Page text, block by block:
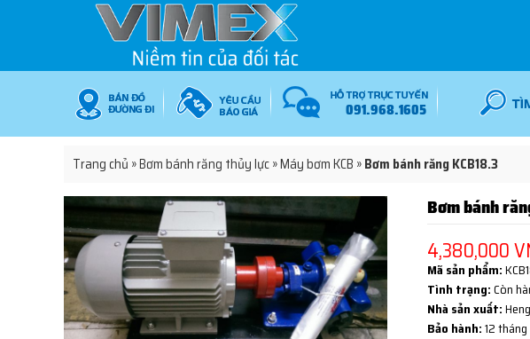
091.968.1605
Trang chủ »Bơm bánh răng thủy lực»Máy bơm KCB »Bơm bánh răng KCB18.3
Bơm bánh
4,380,000
Mã sản phẩm:
Tình trạng:Còn
Nhà sản xuất:
Bảo hành:12 tháng